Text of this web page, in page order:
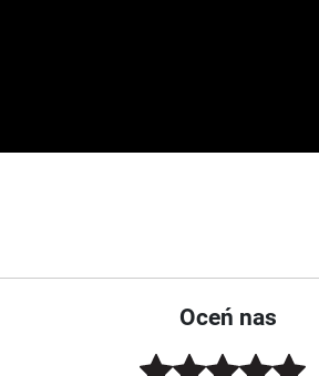
Oceń nas